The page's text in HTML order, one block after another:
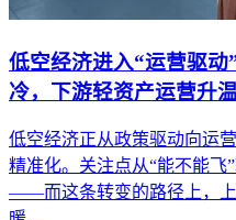
低空经济进入“运营驱
冷，下游轻资产运营升温
低空经济正从政策驱动向运
精准化。关注点从“能不能飞
——而这条转变的路径上，